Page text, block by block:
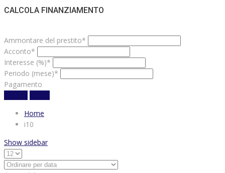
CALCOLA FINANZIAMENTO
Ammontare del prestito*
Acconto*
Interesse (%)*
Periodo (mese)*
Pagamento
Home
i10
Show sidebar